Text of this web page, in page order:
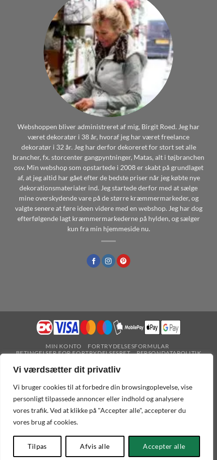
Vi værdsætter dit privatliv
Vi bruger cookies til at forbedre din browsingoplevelse, vise
personligt tilpassede annoncer eller indhold og analysere
vores trafik. Ved at klikke på "Accepter alle", accepterer du
vores brug af cookies.
Tilpas Afvis alle Accepter alle
Webshoppen bliver administreret af mig, Birgit Roed. Jeg har
været dekoratør i 38 år, hvoraf jeg har været freelance
dekoratør i 32 år. Jeg har derfor dekoreret for stort set alle
brancher, fx. storcenter gangpyntninger, Matas, alt i tøjbranchen
osv. Min webshop som opstartede i 2008 er skabt på grundlaget
af, at jeg altid har gået efter de bedste priser når jeg købte nye
dekorationsmaterialer ind. Jeg startede derfor med at sælge
mine overskydende vare på de større kræmmermarkeder, og
valgte senere at føre ideen videre med en webshop. Jeg har dog
efterfølgende lagt kræmmermarkederne på hylden, og sælger
kun fra min hjemmeside nu.
MIN KONTO
FORTRYDELSESFORMULAR
BETINGELSER FOR FORTRYDELSESRET
PERSONDATAPOLITIK
Der er ikke nogen fysisk butik tilhørende denne
webshop.
Copyright 2025 © 2B/Co ApS,
Henrik Ibsens vej - Frederiksberg C. / København.
+45 20949716• deko@dekolagersalg.dk